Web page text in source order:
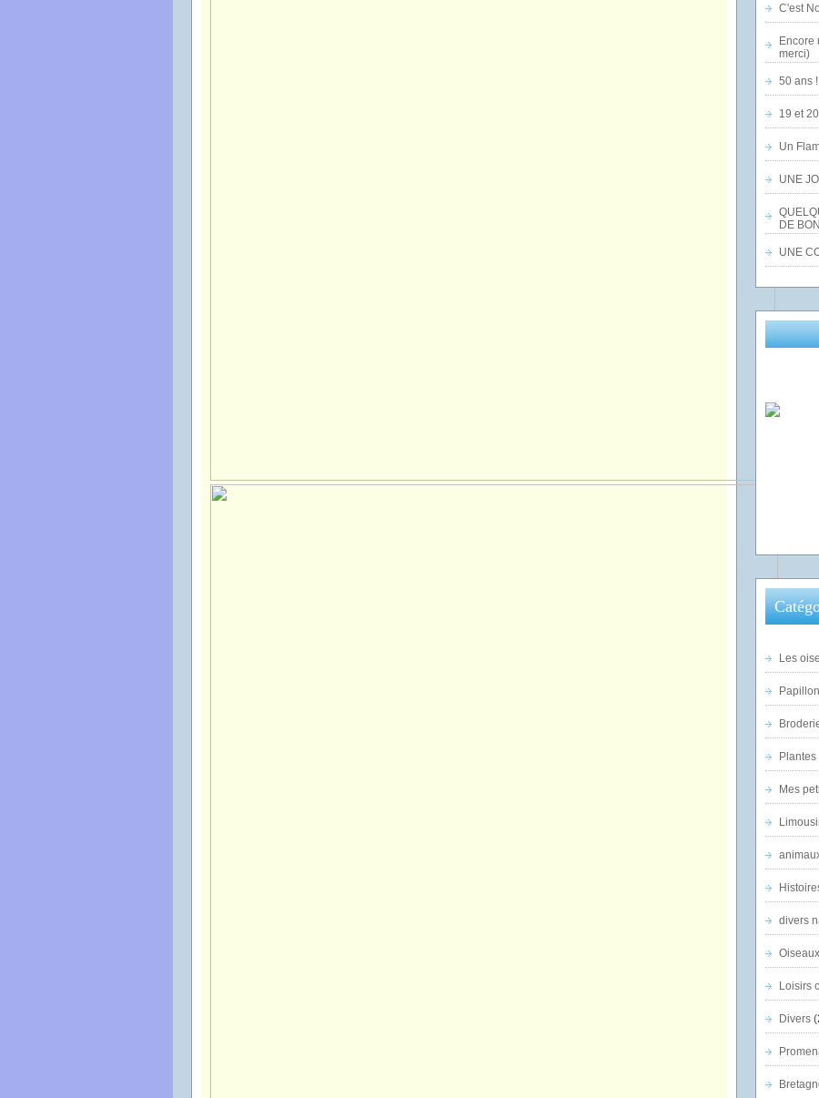
C'est
Encore
merci)
50 ans !
19 et
Un
UNE
DE
UNE
Les
Mes
divers
Oiseaux
Loisirs
Divers